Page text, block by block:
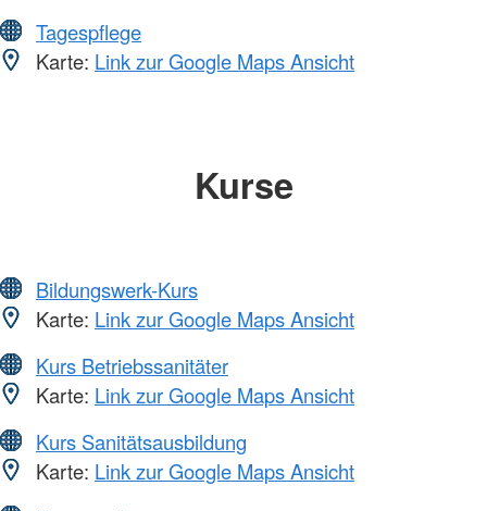
Tagespflege
Karte: Link zur Google Maps Ansicht
Kurse
Bildungswerk-Kurs
Karte: Link zur Google Maps Ansicht
Kurs Betriebssanitäter
Karte: Link zur Google Maps Ansicht
Kurs Sanitätsausbildung
Karte: Link zur Google Maps Ansicht